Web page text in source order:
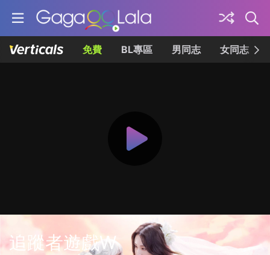
免費 BL專區 男同志 女同志
追蹤者遊戲W